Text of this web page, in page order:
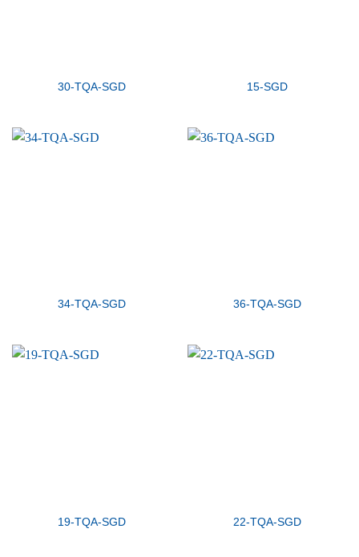
30-TQA-SGD 15-SGD
34-TQA-SGD 36-TQA-SGD
19-TQA-SGD 22-TQA-SGD